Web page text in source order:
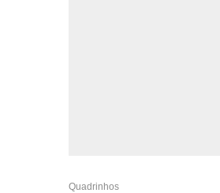
Quadrinhos